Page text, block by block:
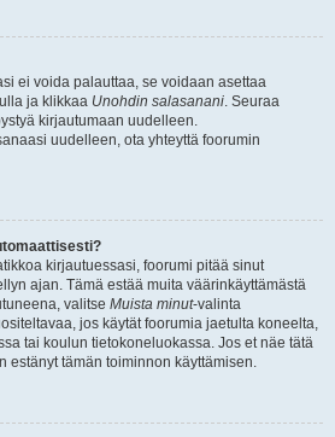
ei voida palauttaa, se voidaan asettaa
ja klikkaa Unohdin salasanani. Seuraa
kirjautumaan uudelleen.
uudelleen, ota yhteyttä foorumin
kirjautuessasi, foorumi pitää sinut
ajan. Tämä estää muita väärinkäyttämästä
valitse Muista minut-valinta
jos käytät foorumia jaetulta koneelta,
tai koulun tietokoneluokassa. Jos et näe tätä
estänyt tämän toiminnon käyttämisen.